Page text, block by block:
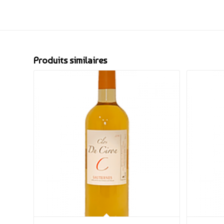
Produits similaires